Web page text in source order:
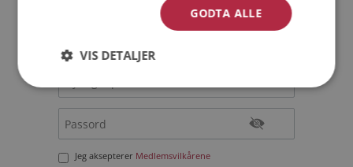
Jeg aksepterer Medlemsvilkårene
GODTA ALLE
VIS DETALJER